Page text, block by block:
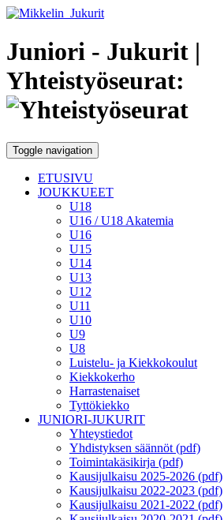
Juniori - Jukurit |
Yhteistyöseurat:
Toggle navigation
ETUSIVU
JOUKKUEET
U18
U16 / U18 Akatemia
U16
U15
U14
U13
U12
U11
U10
U9
U8
Luistelu- ja Kiekkokoulut
Kiekkokerho
Harrastenaiset
Tyttökiekko
JUNIORI-JUKURIT
Yhteystiedot
Yhdistyksen säännöt (pdf)
Toimintakäsikirja (pdf)
Kausijulkaisu 2025-2026 (pdf)
Kausijulkaisu 2022-2023 (pdf)
Kausijulkaisu 2021-2022 (pdf)